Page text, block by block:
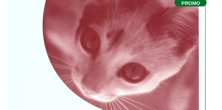
PROMO